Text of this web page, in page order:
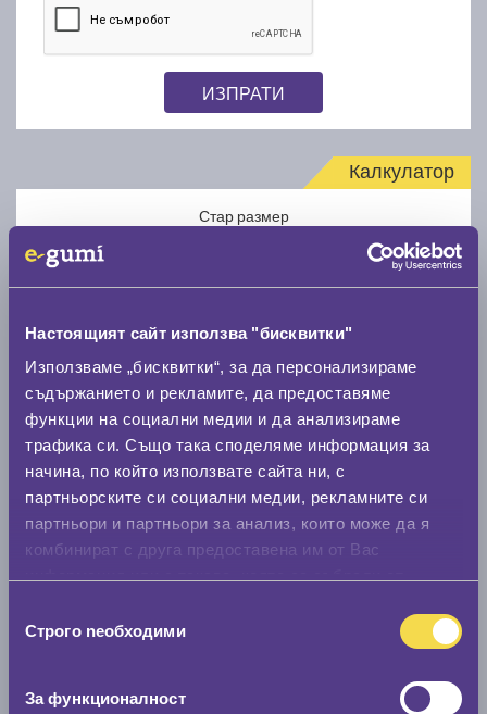
Настоящият сайт използва "бисквитки"
Използваме „бисквитки“, за да персонализираме
съдържанието и рекламите, да предоставяме
функции на социални медии и да анализираме
трафика си. Също така споделяме информация за
начина, по който използвате сайта ни, с
партньорските си социални медии, рекламните си
партньори и партньори за анализ, които може да я
комбинират с друга предоставена им от Вас
наСтрого nеобходими
За функционалност
ИЗПРАТИ
Калкулатор
Стар размер
Нов размер
Стар размер
0 мм.
Скоростомер при 100